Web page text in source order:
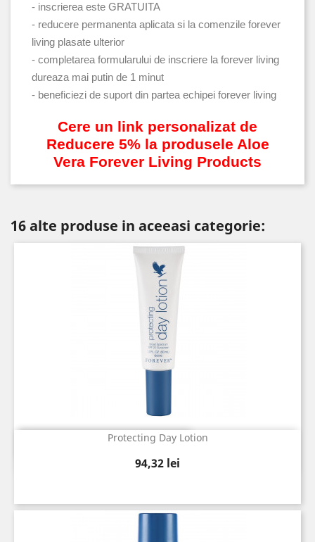
- inscrierea este GRATUITA
- reducere permanenta aplicata si la comenzile forever
living plasate ulterior
- completarea formularului de inscriere la forever living
dureaza mai putin de 1 minut
- beneficiezi de suport din partea echipei forever living
Cere un link personalizat de
Reducere 5% la produsele Aloe
Vera Forever Living Products
16 alte produse in aceeasi categorie:
Protecting Day Lotion
Pret
94,32 lei
Vizualizare rapida